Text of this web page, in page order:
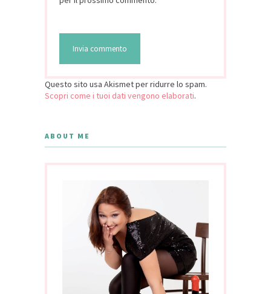
Questo sito usa Akismet per ridurre lo spam.
Scopri come i tuoi dati vengono elaborati.
ABOUT ME